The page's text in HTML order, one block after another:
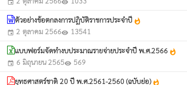
event visibility
ตัวอย่างข้อตกลงการปฏิบัติราชการประจำปี whatshot
event 2 ตุลาคม 2566visibility 13541
แบบฟอร์มจัดทำงบประมาณรายจ่ายประจำปี พ.ศ.2566 whatshot
event 6 มิถุนายน 2565visibility 569
ยุทธศาสตร์ชาติ 20 ปี พ.ศ.2561-2560 (ฉบับย่อ)whatshot